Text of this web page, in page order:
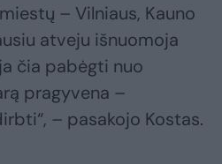
– Vilniaus, Kauno
atveju išnuomoja
čia pabėgti nuo
pragyvena –
– pasakojo Kostas.